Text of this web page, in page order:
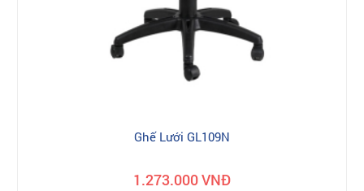
Ghế Lưới GL109N
1.273.000 VNĐ